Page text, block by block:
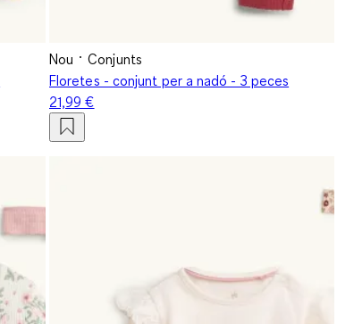
Nou
Conjunts
Floretes - conjunt per a nadó - 3 peces
21,99 €